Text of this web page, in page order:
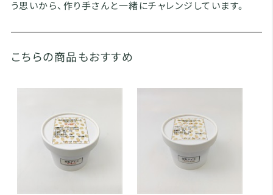
う思いから、作り手さんと一緒にチャレンジしています。
こちらの商品もおすすめ